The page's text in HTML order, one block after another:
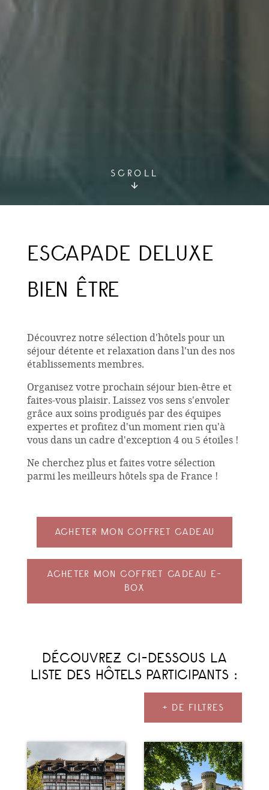
SCROLL
ESCAPADE DELUXE
BIEN ÊTRE
Découvrez notre sélection d'hôtels pour un
séjour détente et relaxation dans l'un des nos
établissements membres.
Organisez votre prochain séjour bien-être et
faites-vous plaisir. Laissez vos sens s'envoler
grâce aux soins prodigués par des équipes
expertes et profitez d'un moment rien qu'à
vous dans un cadre d'exception 4 ou 5 étoiles !
Ne cherchez plus et faites votre sélection
parmi les meilleurs hôtels spa de France !
ACHETER MON COFFRET CADEAU
ACHETER MON COFFRET CADEAU E-
BOX
DÉCOUVREZ CI-DESSOUS LA
LISTE DES HÔTELS PARTICIPANTS :
+ DE FILTRES